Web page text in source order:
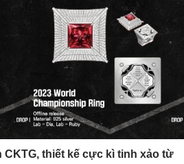
CKTG, thiết kế cực kì tinh xảo từ